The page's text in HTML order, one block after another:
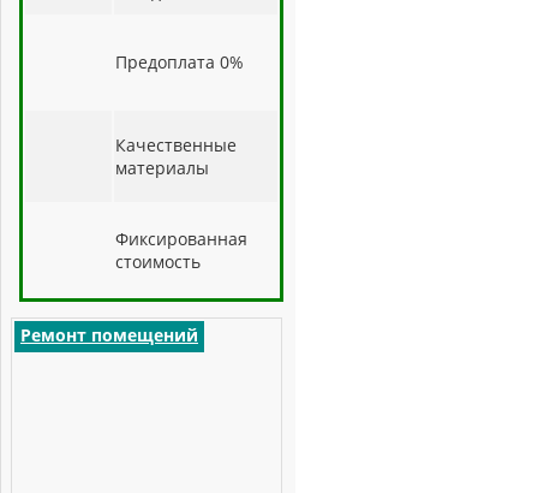
Предоплата 0%
Качественные
материалы
Фиксированная
стоимость
Ремонт помещений